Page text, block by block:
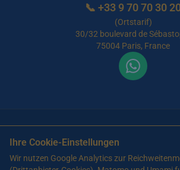
📞 +33 9 70 70 30
(Ortstarif)
30/32 boulevard de
75004 Paris, France
© 2026 Maison de Retraite Tunisie — Alle
Artikel verfasst von Farès Bouslama, Präsident von
Ihre Cookie-Einstellungen
Wir nutzen Google Analytics zur